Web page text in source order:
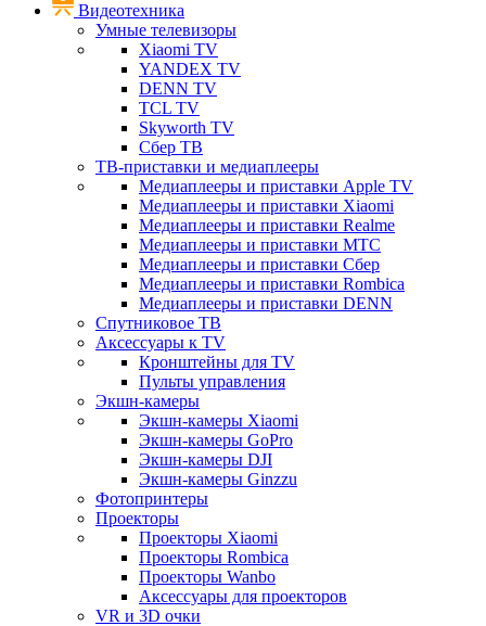
Видеотехника
Умные телевизоры
Xiaomi TV
YANDEX TV
DENN TV
TCL TV
Skyworth TV
Сбер ТВ
ТВ-приставки и медиаплееры
Медиаплееры и приставки Apple TV
Медиаплееры и приставки Xiaomi
Медиаплееры и приставки Realme
Медиаплееры и приставки МТС
Медиаплееры и приставки Сбер
Медиаплееры и приставки Rombica
Медиаплееры и приставки DENN
Спутниковое ТВ
Аксессуары к TV
Кронштейны для TV
Пульты управления
Экшн-камеры
Экшн-камеры Xiaomi
Экшн-камеры GoPro
Экшн-камеры DJI
Экшн-камеры Ginzzu
Фотопринтеры
Проекторы
Проекторы Xiaomi
Проекторы Rombica
Проекторы Wanbo
Аксессуары для проекторов
VR и 3D очки